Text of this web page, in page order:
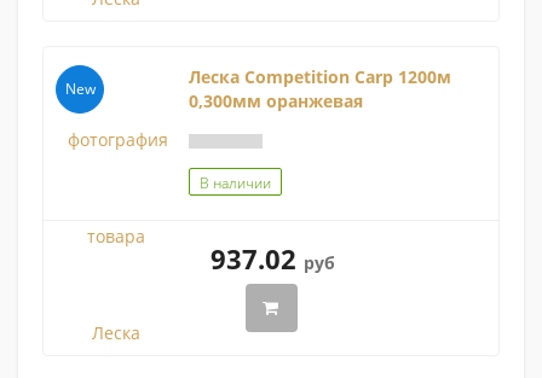
New
Леска Competition Carp 1200м
0,300мм оранжевая
В наличии
937.02 руб